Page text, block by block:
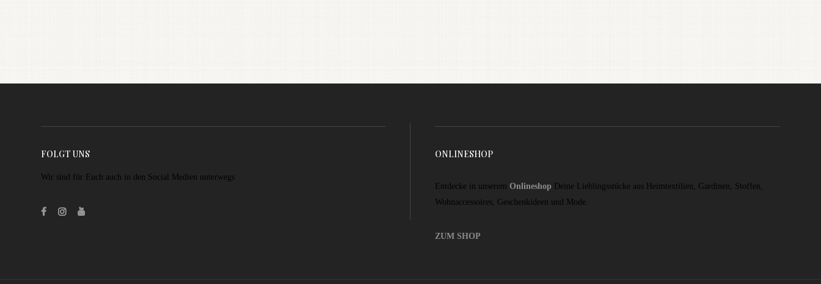
FOLGT UNS
Wir sind für Euch auch in den Social Medien unterwegs
ONLINESHOP
Entdecke in unserem Onlineshop Deine Lieblingsstücke aus Heimtextilien, Gardinen, Stoffen,
Wohnaccessoires, Geschenkideen und Mode.
ZUM SHOP